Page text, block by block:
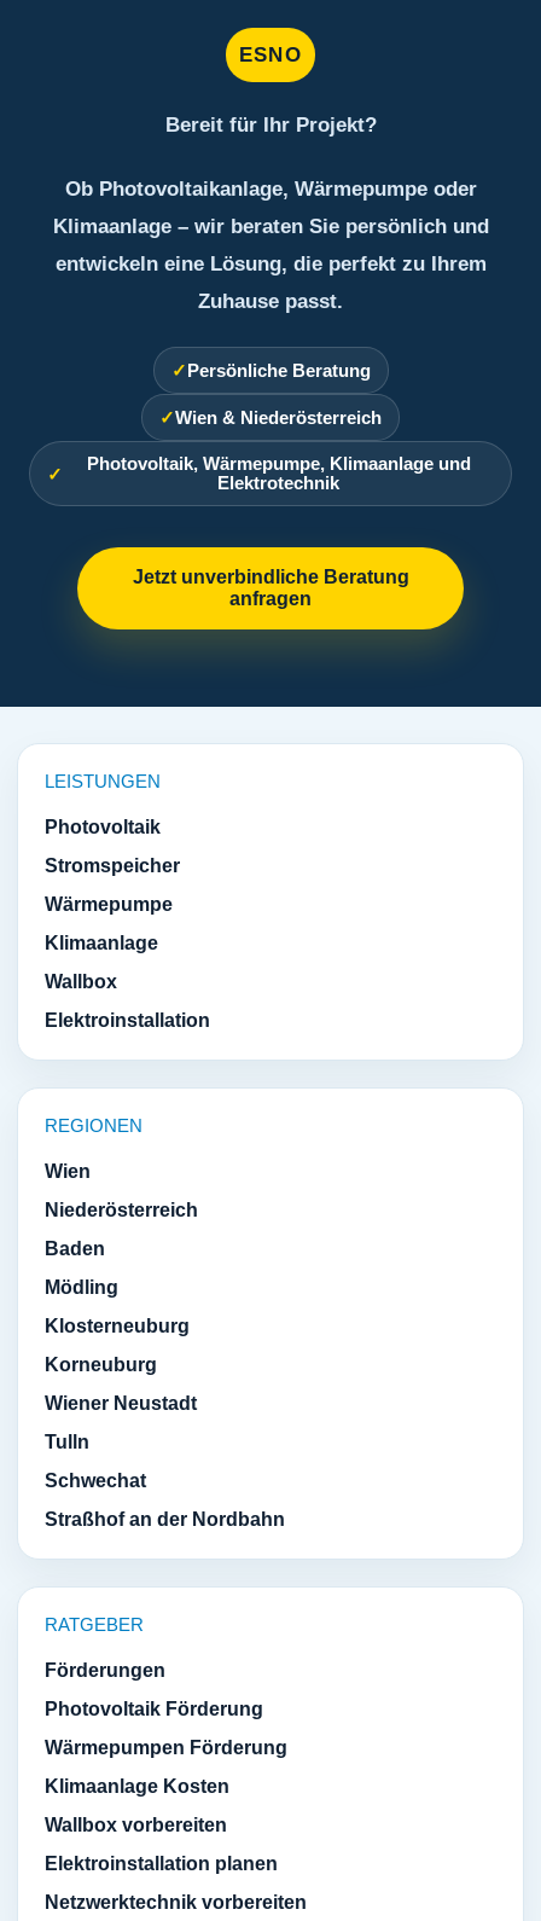
ESNO
Bereit für Ihr Projekt?
Ob Photovoltaikanlage, Wärmepumpe oder
Klimaanlage – wir beraten Sie persönlich und
entwickeln eine Lösung, die perfekt zu Ihrem
Zuhause passt.
Persönliche Beratung
Wien & Niederösterreich
Photovoltaik, Wärmepumpe, Klimaanlage und
Elektrotechnik
Jetzt unverbindliche Beratung
anfragen
LEISTUNGEN
Photovoltaik
Stromspeicher
Wärmepumpe
Klimaanlage
Wallbox
Elektroinstallation
REGIONEN
Wien
Niederösterreich
Baden
Mödling
Klosterneuburg
Korneuburg
Wiener Neustadt
Tulln
Schwechat
Straßhof an der Nordbahn
RATGEBER
Förderungen
Photovoltaik Förderung
Wärmepumpen Förderung
Klimaanlage Kosten
Wallbox vorbereiten
Elektroinstallation planen
Netzwerktechnik vorbereiten